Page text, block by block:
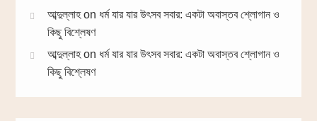
আব্দুল্লাহon ধর্ম যার যার উৎসব সবার: একটা অবাস্তব শ্লোগান ও
কিছু বিশ্লেষণ
আব্দুল্লাহon ধর্ম যার যার উৎসব সবার: একটা অবাস্তব শ্লোগান ও
কিছু বিশ্লেষণ